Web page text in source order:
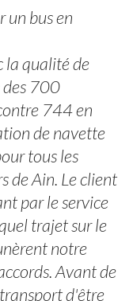
un bus en
la qualité de
des 700
744 en
de navette
tous les
de Ain. Le client
par le service
trajet sur le
notre
Avant de
d'être